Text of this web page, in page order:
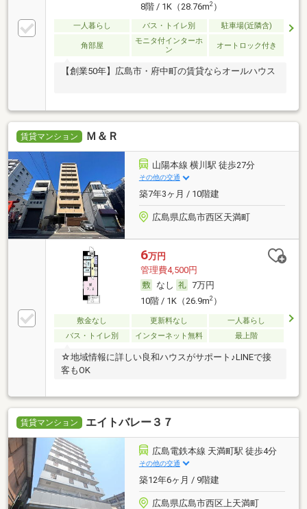
8階 / 1K（28.76m2）
一人暮らし バス・トイレ別 駐車場(近隣含)
角部屋
モニタ付インターホ
ン
オートロック付き
【創業50年】広島市・府中町の賃貸ならオールハウス
賃貸マンション Ｍ＆Ｒ
山陽本線 横川駅 徒歩27分
その他の交通
築7年3ヶ月 / 10階建
広島県広島市西区天満町
6万円
管理費4,500円
なし
7万円
10階 / 1K（26.9m2）
敷金なし 更新料なし
一人暮らし
バス・トイレ別
インターネット無料 最上階
☆地域情報に詳しい良和ハウスがサポート♪LINEで接
客もOK
賃貸マンション エイトバレー３７
広島電鉄本線 天満町駅 徒歩4分
その他の交通
築12年6ヶ月 / 9階建
広島県広島市西区上天満町